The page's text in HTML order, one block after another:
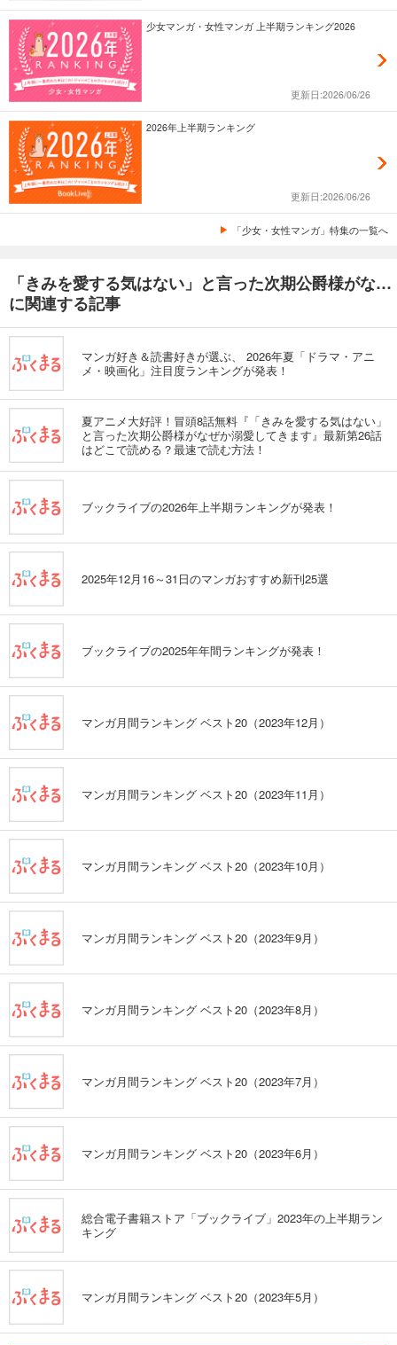
少女マンガ・女性マンガ 上半期ランキング2026
更新日:2026/06/26
2026年上半期ランキング
更新日:2026/06/26
「少女・女性マンガ」特集の一覧へ
「きみを愛する気はない」と言った次期公爵様がなぜか溺愛してきます（単話版）
に関連する記事
マンガ好き＆読書好きが選ぶ、 2026年夏「ドラマ・アニ
メ・映画化」注目度ランキングが発表！
夏アニメ大好評！冒頭8話無料『「きみを愛する気はない」
と言った次期公爵様がなぜか溺愛してきます』最新第26話
はどこで読める？最速で読む方法！
ブックライブの2026年上半期ランキングが発表！
2025年12月16～31日のマンガおすすめ新刊25選
ブックライブの2025年年間ランキングが発表！
マンガ月間ランキング ベスト20（2023年12月）
マンガ月間ランキング ベスト20（2023年11月）
マンガ月間ランキング ベスト20（2023年10月）
マンガ月間ランキング ベスト20（2023年9月）
マンガ月間ランキング ベスト20（2023年8月）
マンガ月間ランキング ベスト20（2023年7月）
マンガ月間ランキング ベスト20（2023年6月）
総合電子書籍ストア「ブックライブ」2023年の上半期ラン
キング
マンガ月間ランキング ベスト20（2023年5月）